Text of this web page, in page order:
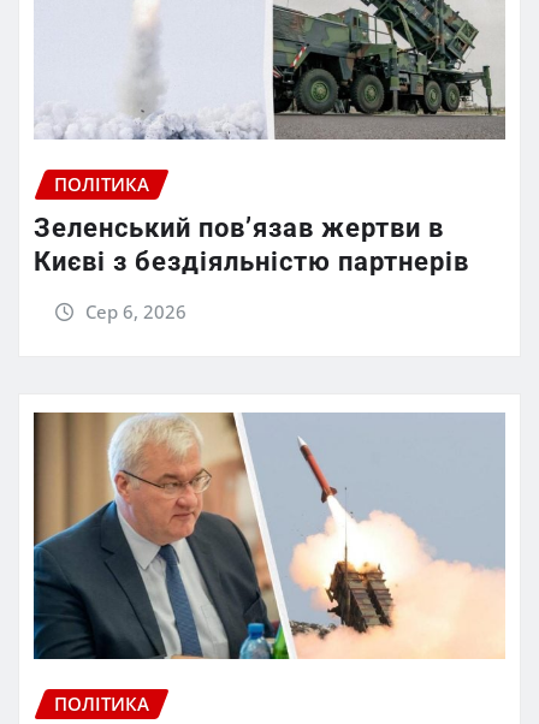
ПОЛІТИКА
Зеленський пов’язав жертви в
Києві з бездіяльністю партнерів
Сер 6, 2026
ПОЛІТИКА